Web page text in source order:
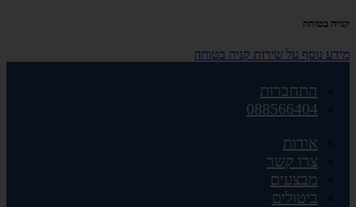
קנייה בטוחה
מידע נוסף על שירות קניה בטוחה
התחברות
088566404
אודות
צרו קשר
מבצעים
ביטולים